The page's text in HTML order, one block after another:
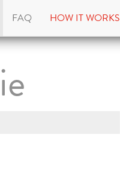
FAQ HOW IT WORKS